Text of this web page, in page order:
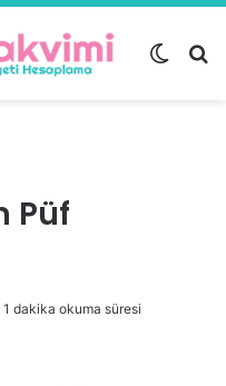
Dış
Püf
1 dakika okuma süresi